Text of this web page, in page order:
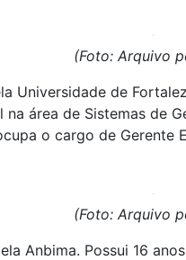
(Foto: Arquivo
Universidade de
área de Sistemas
o cargo de
(Foto: Arquivo
Anbima. Possui 16